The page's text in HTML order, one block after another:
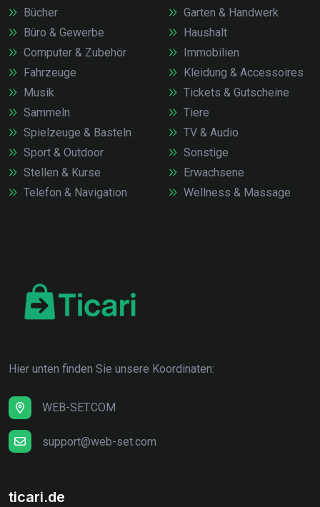
Bücher
Büro & Gewerbe
Computer & Zubehör
Fahrzeuge
Garten & Handwerk
Haushalt
Immobilien
Kleidung & Accessoires
Musik
Sammeln
Spielzeuge & Basteln
Sport & Outdoor
Stellen & Kurse
Telefon & Navigation
Tickets & Gutscheine
Tiere
TV & Audio
Sonstige
Erwachsene
Wellness & Massage
Hier unten finden Sie unsere Koordinaten:
WEB-SET.COM
support@web-set.com
ticari.de